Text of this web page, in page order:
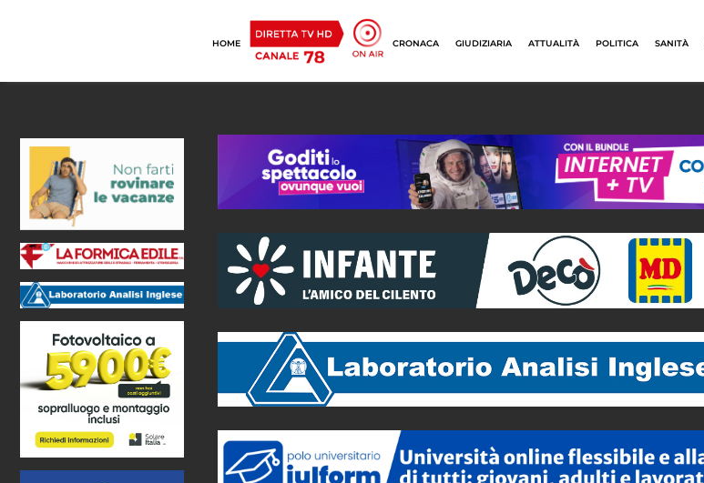
HOME CRONACA GIUDIZIARIA ATTUALITÀ POLITICA SANITÀ